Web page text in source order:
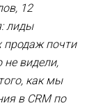
12
лиды
продаж почти
не видели,
как мы
в CRM по